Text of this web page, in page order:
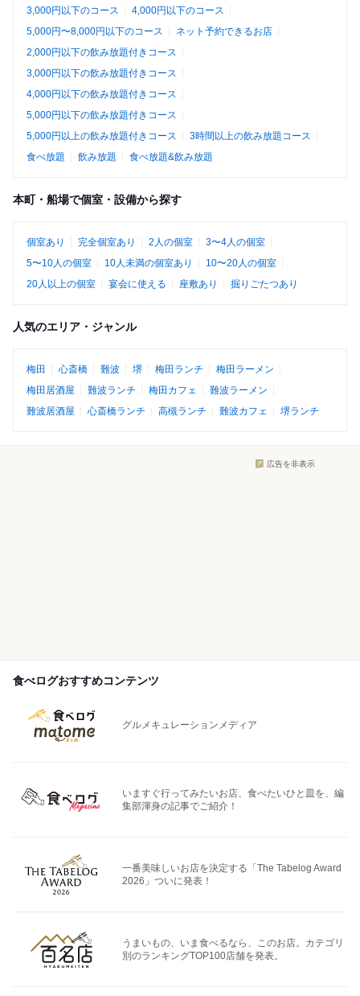
3,000円以下のコース
4,000円以下のコース
5,000円〜8,000円以下のコース
ネット予約できるお店
2,000円以下の飲み放題付きコース
3,000円以下の飲み放題付きコース
4,000円以下の飲み放題付きコース
5,000円以下の飲み放題付きコース
5,000円以上の飲み放題付きコース
3時間以上の飲み放題コース
食べ放題
飲み放題 食べ放題&飲み放題
本町・船場で個室・設備から探す
個室あり 完全個室あり 2人の個室
3〜4人の個室
5〜10人の個室
10人未満の個室あり
10〜20人の個室
20人以上の個室
宴会に使える 座敷あり 掘りごたつあり
人気のエリア・ジャンル
梅田 心斎橋 難波 堺 梅田ランチ
梅田ラーメン
梅田居酒屋
難波ランチ 梅田カフェ
難波ラーメン
難波居酒屋
心斎橋ランチ 高槻ランチ 難波カフェ 堺ランチ
広告を非表示
食べログおすすめコンテンツ
グルメキュレーションメディア
いますぐ行ってみたいお店、食べたいひと皿を、編
集部渾身の記事でご紹介！
一番美味しいお店を決定する「The Tabelog Award
2026」ついに発表！
うまいもの、いま食べるなら、このお店。カテゴリ
別のランキングTOP100店舗を発表。